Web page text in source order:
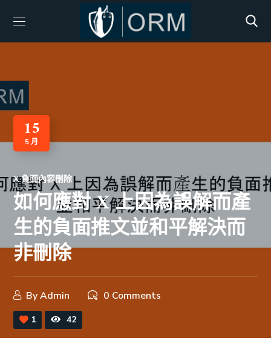
15
5 月
X 負面內容刪除
如何應對 X 上因為誤解而產
生的負面推文並和平解決而
非刪除
ByAdmin 0 Comments
1 42